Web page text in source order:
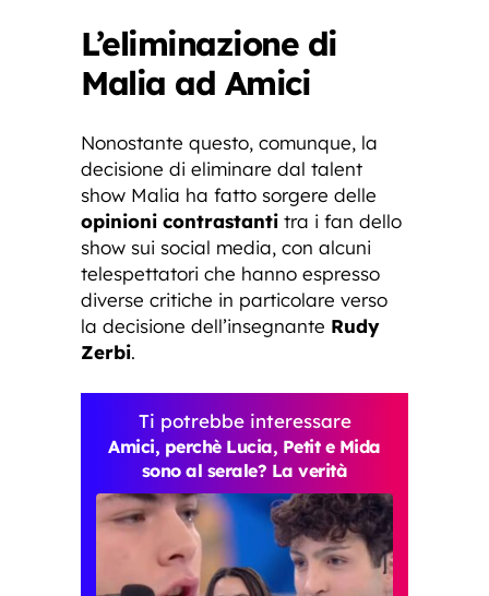
L’eliminazione di
Malia ad Amici
Nonostante questo, comunque, la
decisione di eliminare dal talent
show Malia ha fatto sorgere delle
opinioni contrastanti tra i fan dello
show sui social media, con alcuni
telespettatori che hanno espresso
diverse critiche in particolare verso
la decisione dell’insegnante Rudy
Zerbi.
Ti potrebbe interessare
Amici, perchè Lucia, Petit e Mida
sono al serale? La verità